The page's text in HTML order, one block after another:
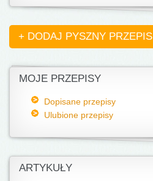
+ DODAJ PYSZNY PRZEPIS
MOJE PRZEPISY
Dopisane przepisy
Ulubione przepisy
ARTYKUŁY